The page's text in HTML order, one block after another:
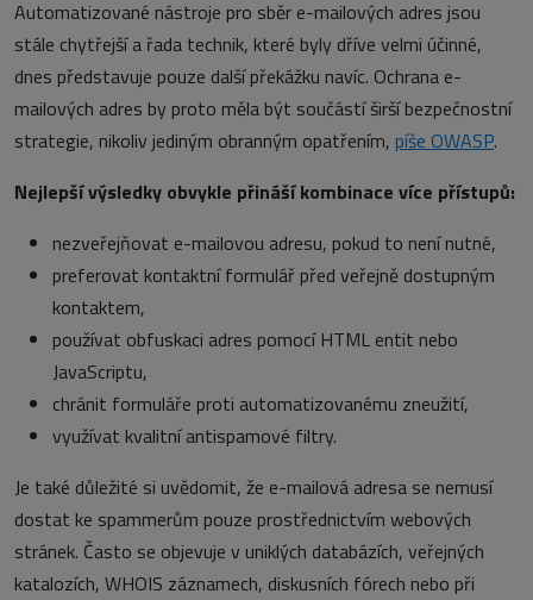
Automatizované nástroje pro sběr e-mailových adres jsou
stále chytřejší a řada technik, které byly dříve velmi účinné,
dnes představuje pouze další překážku navíc. Ochrana e-
mailových adres by proto měla být součástí širší bezpečnostní
strategie, nikoliv jediným obranným opatřením, píše OWASP.
Nejlepší výsledky obvykle přináší kombinace více přístupů:
nezveřejňovat e-mailovou adresu, pokud to není nutné,
preferovat kontaktní formulář před veřejně dostupným
kontaktem,
používat obfuskaci adres pomocí HTML entit nebo
JavaScriptu,
chránit formuláře proti automatizovanému zneužití,
využívat kvalitní antispamové filtry.
Je také důležité si uvědomit, že e-mailová adresa se nemusí
dostat ke spammerům pouze prostřednictvím webových
stránek. Často se objevuje v uniklých databázích, veřejných
katalozích, WHOIS záznamech, diskusních fórech nebo při